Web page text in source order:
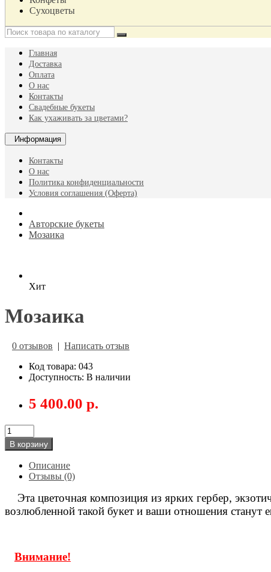
Сухоцветы
Главная
Доставка
Оплата
О нас
Контакты
Свадебные букеты
Как ухаживать за цветами?
Информация
Контакты
О нас
Политика конфиденциальности
Условия соглашения (Оферта)
Авторские букеты
Мозаика
Хит
Мозаика
0 отзывов | Написать отзыв
Код товара: 043
Доступность: В наличии
5 400.00 р.
В корзину
Описание
Отзывы (0)
Эта цветочная композиция из ярких гербер,
возлюбленной такой букет и ваши отношения станут
Внимание!